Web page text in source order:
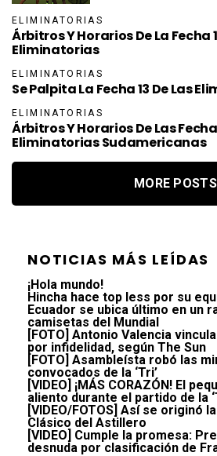
ELIMINATORIAS
Árbitros Y Horarios De La Fecha
Eliminatorias
ELIMINATORIAS
Se Palpita La Fecha 13 De Las
ELIMINATORIAS
Árbitros Y Horarios De Las Fecha
Eliminatorias Sudamericanas
MORE POSTS
NOTICIAS MÁS LEÍDAS
¡Hola mundo!
Hincha hace top less por su
Ecuador se ubica último en un
camisetas del Mundial
[FOTO] Antonio Valencia
por infidelidad, según The Sun
[FOTO] Asambleísta robó las
convocados de la ‘Tri’
[VIDEO] ¡MÁS CORAZÓN! El
aliento durante el partido de la
[VIDEO/FOTOS] Así se originó
Clásico del Astillero
[VIDEO] Cumple la promesa:
desnuda por clasificación de